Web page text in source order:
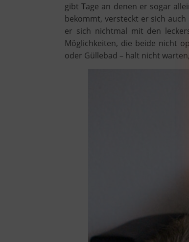
gibt Tage an denen er sogar
bekommt, versteckt er sich
er sich nichtmal mit den
Möglichkeiten, die beide nicht
oder Güllebad – halt nicht